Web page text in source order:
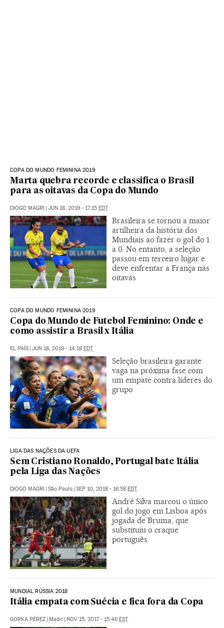
COPA DO MUNDO FEMININA 2019
Marta quebra recorde e classifica o Brasil
para as oitavas da Copa do Mundo
DIOGO MAGRI JUN 18, 2019 - 17:15 EDT
Brasileira se tornou a maior
artilheira da história dos
Mundiais ao fazer o gol do 1
a 0. No entanto, a seleção
passou em terceiro lugar e
deve enfrentar a França nas
oitavas
COPA DO MUNDO FEMININA 2019
Copa do Mundo de Futebol Feminino: Onde e
como assistir a Brasil x Itália
EL PAÍS JUN 18, 2019 - 14:18 EDT
Seleção brasileira garante
vaga na próxima fase com
um empate contra líderes do
grupo
LIGA DAS NAÇÕES DA UEFA
Sem Cristiano Ronaldo, Portugal bate Itália
pela Liga das Nações
DIOGO MAGRI | São Paulo | SEP 10, 2018 - 16:58 EDT
André Silva marcou o único
gol do jogo em Lisboa após
jogada de Bruma, que
substituiu o craque
português
MUNDIAL RÚSSIA 2018
Itália empata com Suécia e fica fora da Copa
GORKA PÉREZ | Madri | NOV 15, 2017 - 15:46 EST